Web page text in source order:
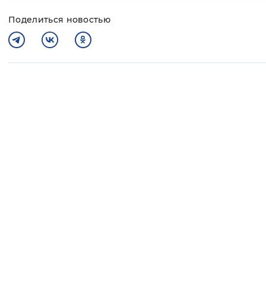
Поделиться новостью